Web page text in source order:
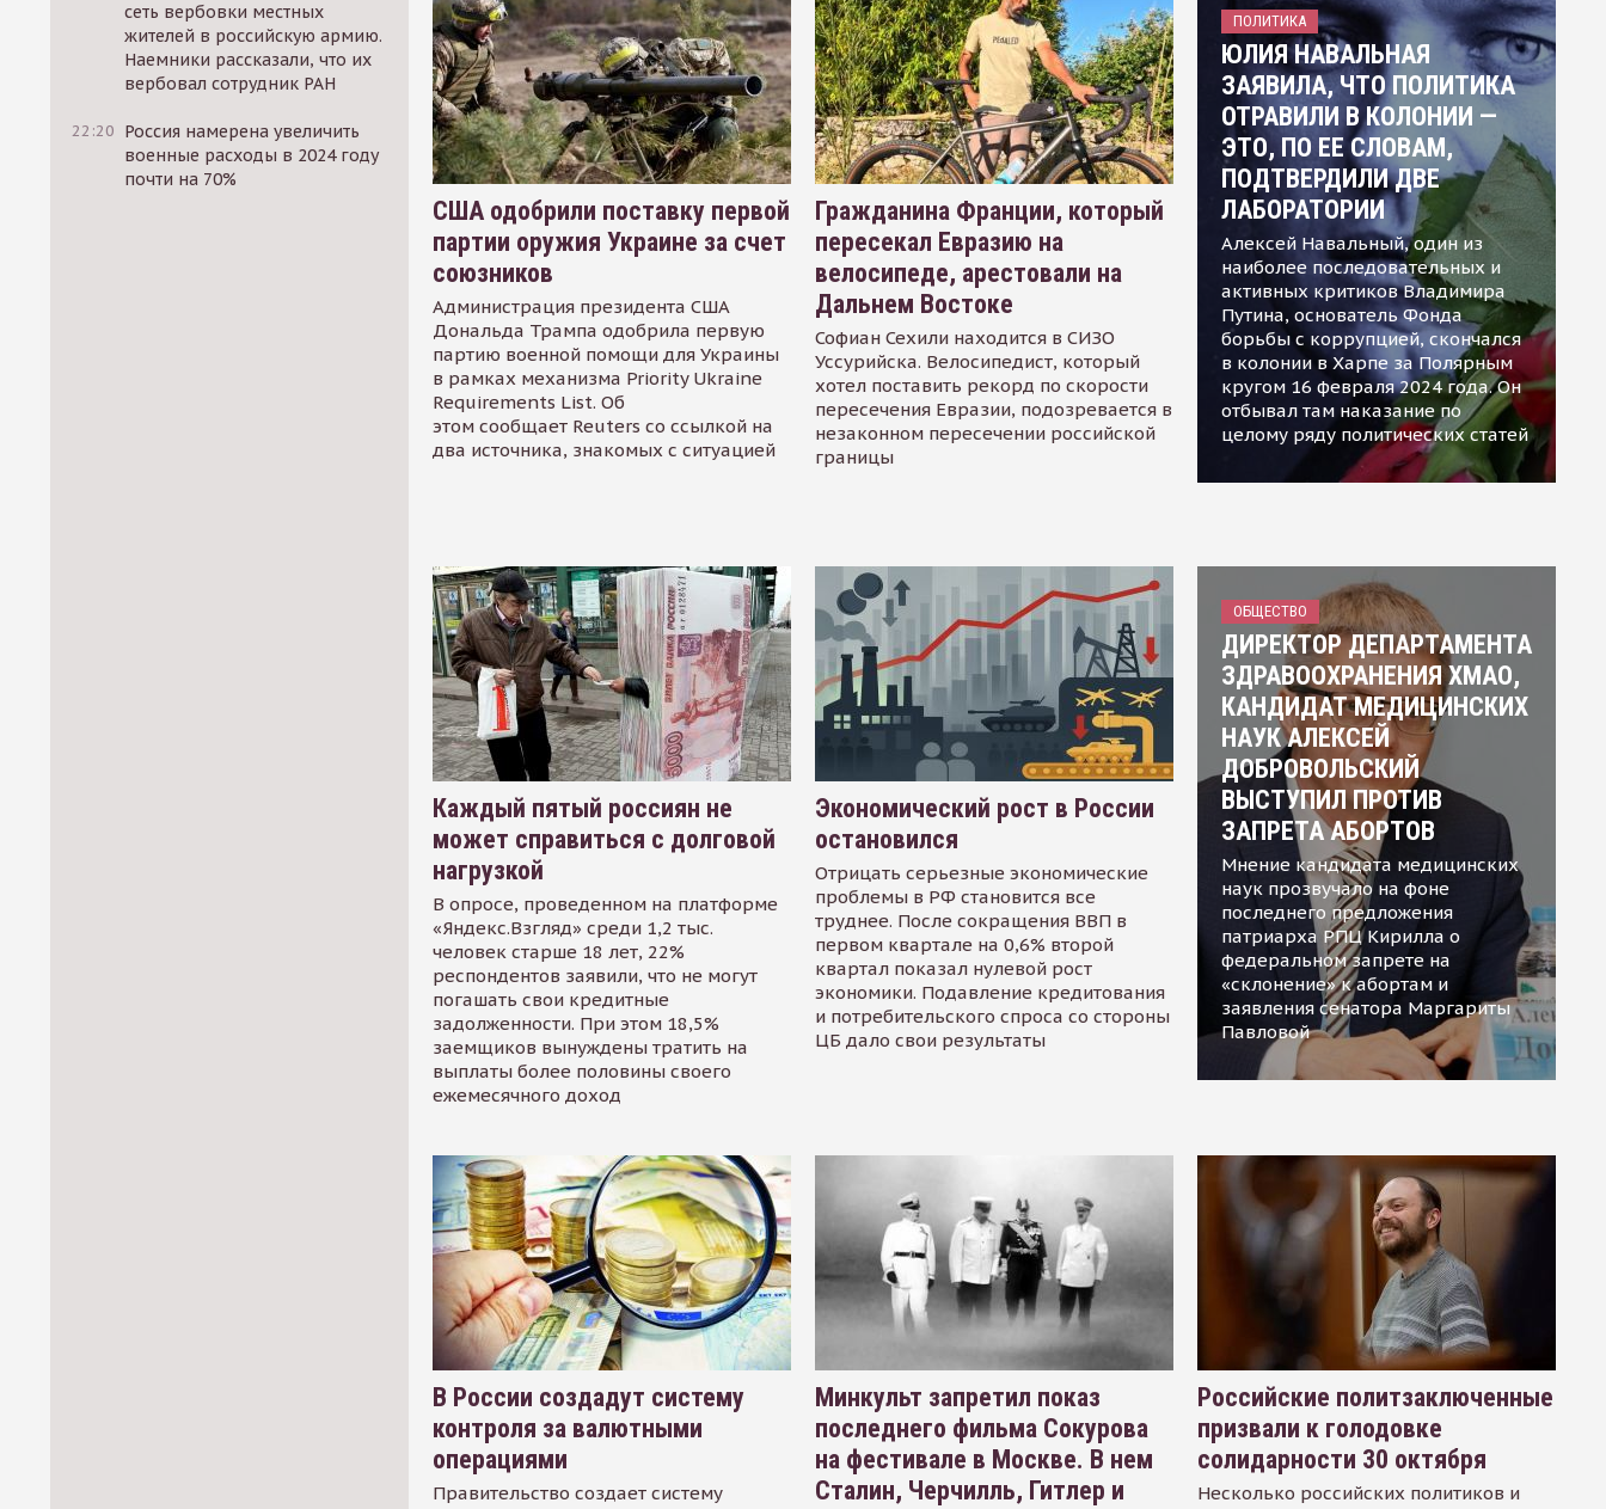
сеть вербовки местных
жителей в российскую армию.
Наемники рассказали, что их
вербовал сотрудник РАН
22:20 Россия намерена увеличить
военные расходы в 2024 году
почти на 70%
США одобрили поставку первой
партии оружия Украине за счет
союзников
Администрация президента США
Дональда Трампа одобрила первую
партию военной помощи для Украины
в рамках механизма Priority Ukraine
Requirements List. Об
этом сообщает Reuters со ссылкой на
два источника, знакомых с ситуацией
Гражданина Франции, который
пересекал Евразию на
велосипеде, арестовали на
Дальнем Востоке
Софиан Сехили находится в СИЗО
Уссурийска. Велосипедист, который
хотел поставить рекорд по скорости
пересечения Евразии, подозревается в
незаконном пересечении российской
границы
ПОЛИТИКА
ЮЛИЯ НАВАЛЬНАЯ
ЗАЯВИЛА, ЧТО ПОЛИТИКА
ОТРАВИЛИ В КОЛОНИИ —
ЭТО, ПО ЕЕ СЛОВАМ,
ПОДТВЕРДИЛИ ДВЕ
ЛАБОРАТОРИИ
Алексей Навальный, один из
наиболее последовательных и
активных критиков Владимира
Путина, основатель Фонда
борьбы с коррупцией, скончался
в колонии в Харпе за Полярным
кругом 16 февраля 2024 года. Он
отбывал там наказание по
целому ряду политических статей
Каждый пятый россиян не
может справиться с долговой
нагрузкой
В опросе, проведенном на платформе
«Яндекс.Взгляд» среди 1,2 тыс.
человек старше 18 лет, 22%
респондентов заявили, что не могут
погашать свои кредитные
задолженности. При этом 18,5%
заемщиков вынуждены тратить на
выплаты более половины своего
ежемесячного доход
Экономический рост в России
остановился
Отрицать серьезные экономические
проблемы в РФ становится все
труднее. После сокращения ВВП в
первом квартале на 0,6% второй
квартал показал нулевой рост
экономики. Подавление кредитования
и потребительского спроса со стороны
ЦБ дало свои результаты
ОБЩЕСТВО
ДИРЕКТОР ДЕПАРТАМЕНТА
ЗДРАВООХРАНЕНИЯ ХМАО,
КАНДИДАТ МЕДИЦИНСКИХ
НАУК АЛЕКСЕЙ
ДОБРОВОЛЬСКИЙ
ВЫСТУПИЛ ПРОТИВ
ЗАПРЕТА АБОРТОВ
Мнение кандидата медицинских
наук прозвучало на фоне
последнего предложения
патриарха РПЦ Кирилла о
федеральном запрете на
«склонение» к абортам и
заявления сенатора Маргариты
Павловой
В России создадут систему
контроля за валютными
операциями
Правительство создает систему
Минкульт запретил показ
последнего фильма Сокурова
на фестивале в Москве. В нем
Сталин, Черчилль, Гитлер и
Российские политзаключенные
призвали к голодовке
солидарности 30 октября
Несколько российских политиков и